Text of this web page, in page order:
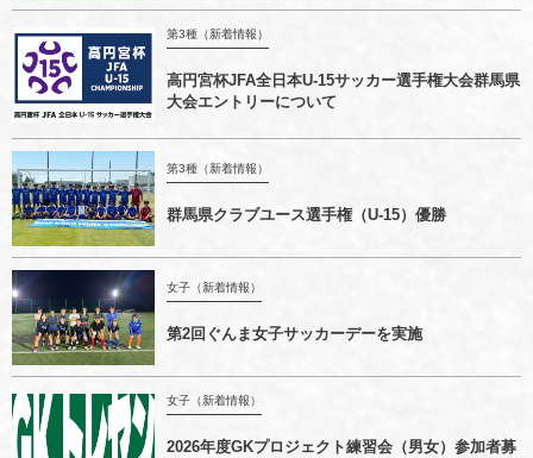
第3種（新着情報）
高円宮杯JFA全日本U-15サッカー選手権大会群馬県
大会エントリーについて
第3種（新着情報）
群馬県クラブユース選手権（U-15）優勝
女子（新着情報）
第2回ぐんま女子サッカーデーを実施
女子（新着情報）
2026年度GKプロジェクト練習会（男女）参加者募